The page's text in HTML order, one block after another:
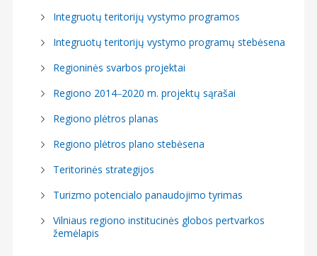
Integruotų teritorijų vystymo programos
Integruotų teritorijų vystymo programų stebėsena
Regioninės svarbos projektai
Regiono 2014‒2020 m. projektų sąrašai
Regiono plėtros planas
Regiono plėtros plano stebėsena
Teritorinės strategijos
Turizmo potencialo panaudojimo tyrimas
Vilniaus regiono institucinės globos pertvarkos
žemėlapis